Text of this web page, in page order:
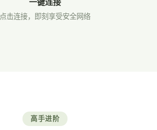
一键连接
点击连接，即刻享受安全网络
高手进阶